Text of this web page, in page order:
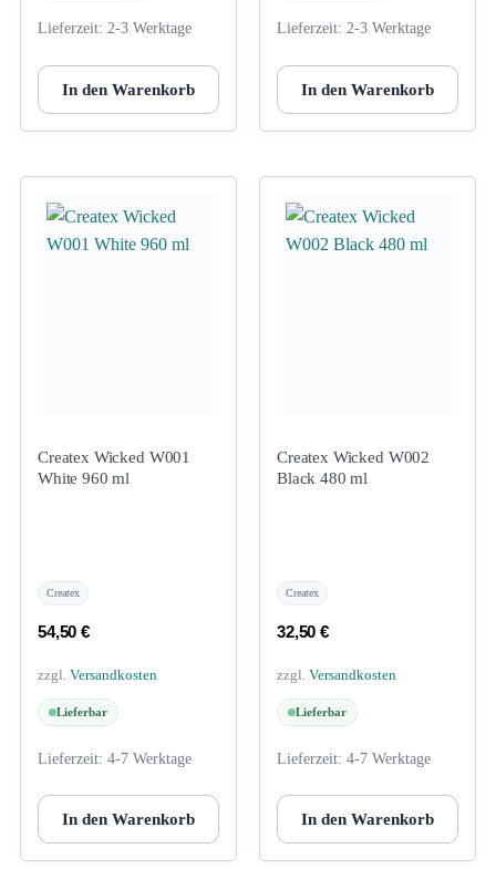
Lieferzeit: 2-3 Werktage
In den Warenkorb
Lieferzeit: 2-3 Werktage
In den Warenkorb
Createx Wicked W001
White 960 ml
Createx
54,50€
zzgl. Versandkosten
Lieferbar
Lieferzeit: 4-7 Werktage
In den Warenkorb
Createx Wicked W002
Black 480 ml
Createx
32,50€
zzgl. Versandkosten
Lieferbar
Lieferzeit: 4-7 Werktage
In den Warenkorb